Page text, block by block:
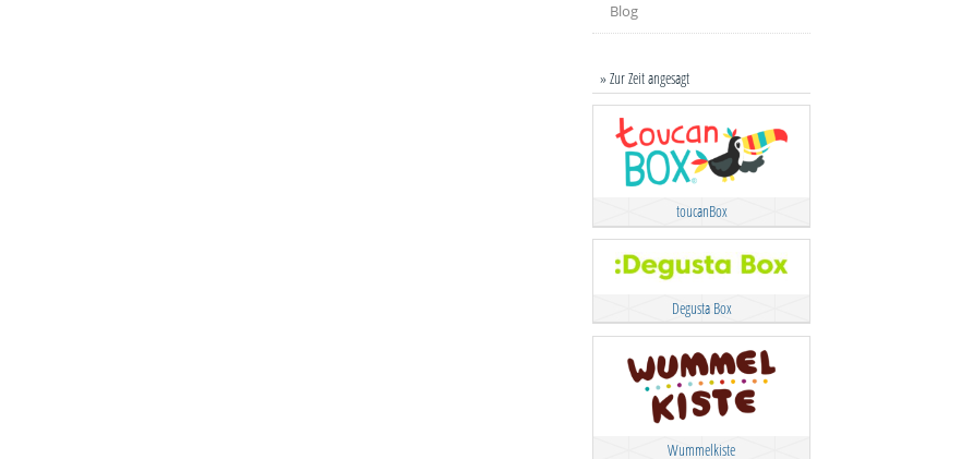
Blog
» Zur Zeit angesagt
toucanBox
Degusta Box
Wummelkiste